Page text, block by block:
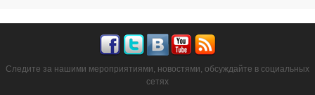
Следите за нашими мероприятиями, новостями, обсуждайте в социальных
сетях